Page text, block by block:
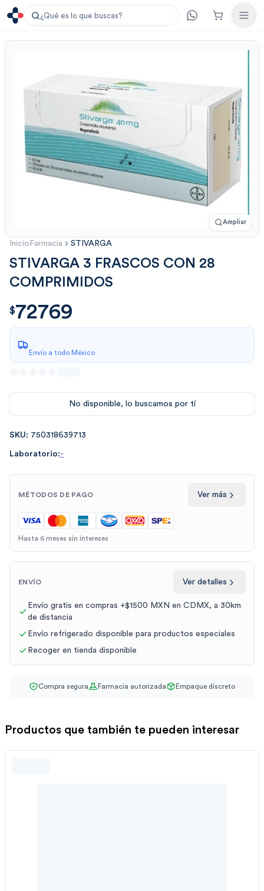
¿Qué es lo que buscas?
Ampliar
Inicio Farmacia STIVARGA
STIVARGA 3 FRASCOS CON 28
COMPRIMIDOS
$72769.00
$72769
Envío a todo México
No disponible, lo buscamos por tí
SKU: 750318639713
Laboratorio:-
MÉTODOS DE PAGO Ver más
Hasta 6 meses sin intereses
ENVÍO Ver detalles
Envío gratis en compras +$1500 MXN en CDMX, a 30km
de distancia
Envío refrigerado disponible para productos especiales
Recoger en tienda disponible
Compra segura Farmacia autorizada Empaque discreto
Productos que también te pueden interesar